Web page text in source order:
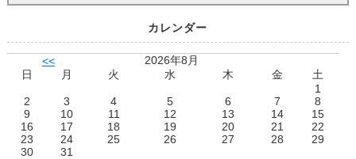
カレンダー
<<
2026年8月
日
月 火 水 木 金
土
1
2
3 4 5 6 7
8
9
10 11 12 13 14
15
16
17 18 19 20 21
22
23
24 25 26 27 28
29
30
31